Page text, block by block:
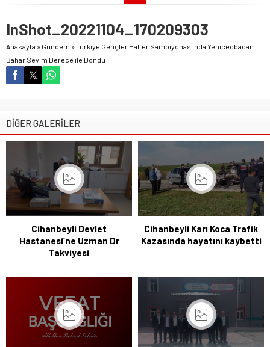
InShot_20221104_170209303
Anasayfa » Gündem »Türkiye Gençler Halter Sampiyonası nda Yeniceobadan
Bahar Sevim Derece ile Döndü
DİĞER GALERİLER
Cihanbeyli Devlet
Hastanesi’ne Uzman Dr
Takviyesi
Cihanbeyli Karı Koca Trafik
Kazasında hayatını kaybetti